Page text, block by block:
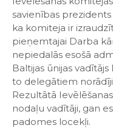
savienības
ka komiteja ir
pieņemtajai Darba
nepiedalās esošā
Baltijas ūnijas
to delegātiem
Rezultātā
nodaļu vadītāji, gan
padomes locekļi.